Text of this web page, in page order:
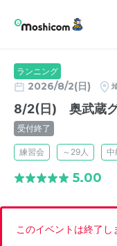
ランニング
2026/8/2(日)
8/2(日) 奥武蔵
受付終了
練習会 ～29人 中
5.00
このイベントは終了し